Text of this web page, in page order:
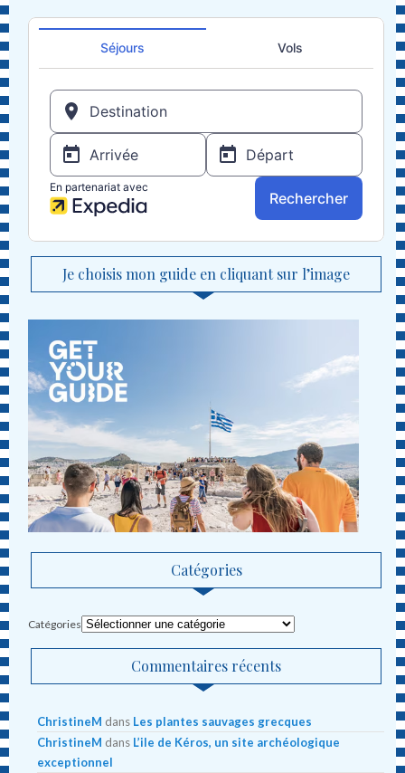
Je choisis mon guide en cliquant sur l’image
Catégories
Catégories
Commentaires récents
ChristineM dans Les plantes sauvages grecques
ChristineM dans L’ile de Kéros, un site archéologique
exceptionnel